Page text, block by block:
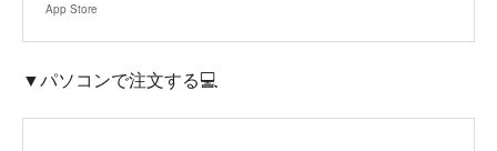
App Store
▼パソコンで注文する💻